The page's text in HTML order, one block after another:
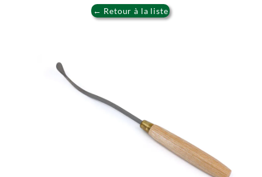
← Retour à la liste